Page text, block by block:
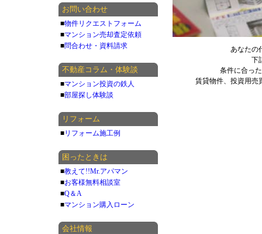
お問い合わせ
■物件リクエストフォーム
■マンション売却査定依頼
■問合わせ・資料請求
不動産コラム・体験談
■マンション投資の鉄人
■部屋探し体験談
リフォーム
■リフォーム施工例
困ったときは
■教えて!!Mr.アパマン
■お客様無料相談室
■Q＆A
■マンション購入ローン
会社情報